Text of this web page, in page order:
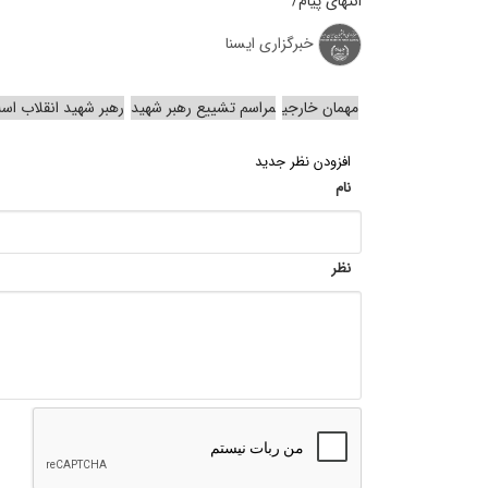
خبرگزاری ایسنا
مهمان خارجی مراسم تشییع رهبر شهید رهبر شهید انقلاب
افزودن نظر جدید
نام
نظر